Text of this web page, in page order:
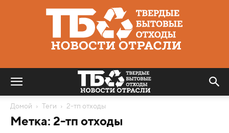
Твердые
бытовые
отходы
|
Домой Теги 2-тп отходы
Метка: 2-тп отходы